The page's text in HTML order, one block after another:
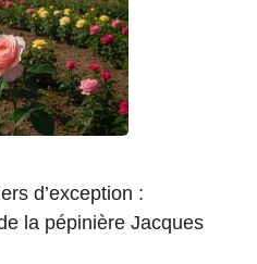
d’exception :
la pépinière Jacques